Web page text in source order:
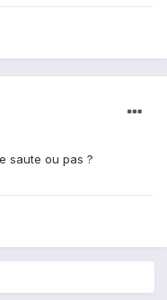
saute ou pas ?